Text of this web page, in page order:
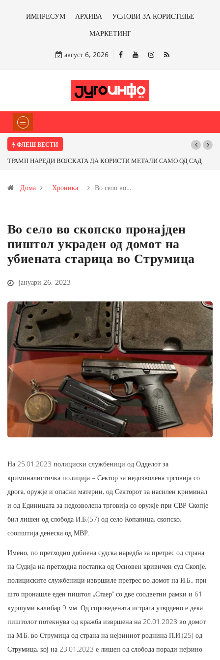
ИМПРЕСУМ АРХИВА
УСЛОВИ ЗА КОРИСТЕЊЕ
МАРКЕТИНГ
август 6, 2026
ФЛЕШ ВЕСТИ
МЕТАЛИ САМО ОД САД
Почнува реконструкцијата на улицата „5-ти
Дома Хроника Во село во…
Во село во скопско пронајден
пиштол украден од домот на
убиената старица во Струмица
јануари 26, 2023
На 25.01.2023 полициски службеници од Одделот за
криминалистичка полиција – Сектор за недозволена трговија со
дрога, оружје и опасни материи, од Секторот за насилен криминал
и од Единицата за недозволена трговија со оружје при СВР Скопје
бил лишен од слобода И.Б.(57) од село Копаница, скопско,
соопштија денеска од МВР.
Имено, по претходно добиена судска наредба за претрес од страна
на Судија на претходна постапка од Основен кривичен суд Скопје,
полициските службеници извршиле претрес во домот на И.Б., при
што пронашле еден пиштол „Стаер“ со две соодветни рамки и 61
куршуми калибар 9 мм. Од спроведената истрага утврдено е дека
пиштолот потекнува од кражба извршена на 20.01.2023 во домот
на М.Б. во Струмица од страна на нејзиниот роднина П.И.(25) од
Струмица, кој на 23.01.2023 е лишен од слобода поради нејзино